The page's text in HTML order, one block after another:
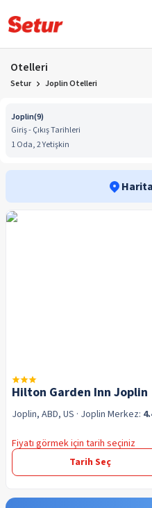
Otelleri
Setur Joplin Otelleri
Joplin(9)
Giriş - Çıkış Tarihleri
1 Oda, 2 Yetişkin
Hilton Garden Inn Joplin
Joplin, ABD, US · Joplin Merkez:
Fiyatı görmek için tarih seçiniz
Tarih Seç